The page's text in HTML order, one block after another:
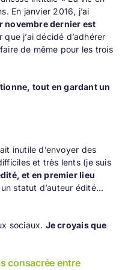
En janvier 2016, j’ai
novembre dernier est
que j’ai décidé d’adhérer
de même pour les trois
tout en gardant un
inutile d’envoyer des
et très lents (je suis
et en premier lieu
statut d’auteur édité...
sociaux. Je croyais que
consacrée entre